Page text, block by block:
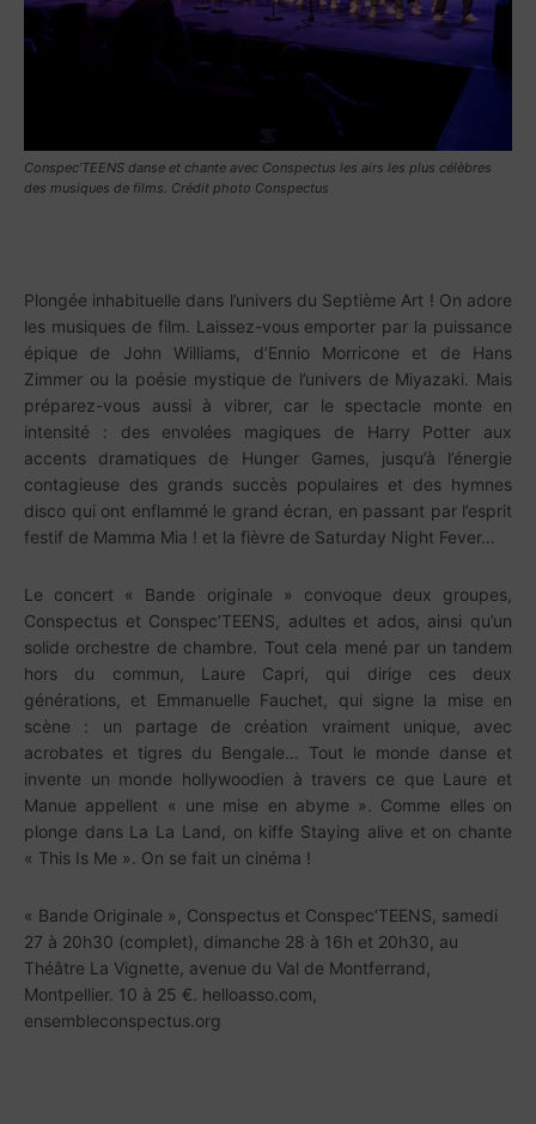
Conspec’TEENS danse et chante avec Conspectus les airs les plus célèbres
des musiques de films. Crédit photo Conspectus
Plongée inhabituelle dans l’univers du Septième Art ! On adore
les musiques de film. Laissez-vous emporter par la puissance
épique de John Williams, d’Ennio Morricone et de Hans
Zimmer ou la poésie mystique de l’univers de Miyazaki. Mais
préparez-vous aussi à vibrer, car le spectacle monte en
intensité : des envolées magiques de Harry Potter aux
accents dramatiques de Hunger Games, jusqu’à l’énergie
contagieuse des grands succès populaires et des hymnes
disco qui ont enflammé le grand écran, en passant par l’esprit
festif de Mamma Mia ! et la fièvre de Saturday Night Fever…
Le concert « Bande originale » convoque deux groupes,
Conspectus et Conspec’TEENS, adultes et ados, ainsi qu’un
solide orchestre de chambre. Tout cela mené par un tandem
hors du commun, Laure Capri, qui dirige ces deux
générations, et Emmanuelle Fauchet, qui signe la mise en
scène : un partage de création vraiment unique, avec
acrobates et tigres du Bengale… Tout le monde danse et
invente un monde hollywoodien à travers ce que Laure et
Manue appellent « une mise en abyme ». Comme elles on
plonge dans La La Land, on kiffe Staying alive et on chante
« This Is Me ». On se fait un cinéma !
« Bande Originale », Conspectus et Conspec’TEENS, samedi
27 à 20h30 (complet), dimanche 28 à 16h et 20h30, au
Théâtre La Vignette, avenue du Val de Montferrand,
Montpellier. 10 à 25 €. helloasso.com,
ensembleconspectus.org